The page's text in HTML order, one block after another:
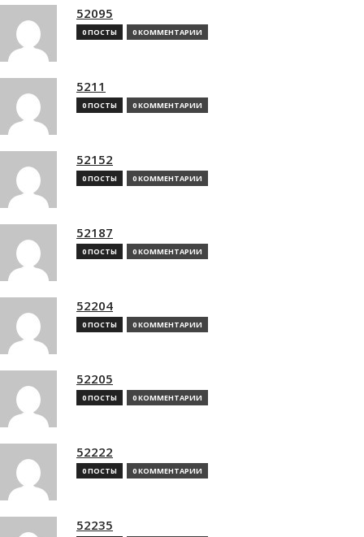
52095
0 ПОСТЫ 0 КОММЕНТАРИИ
5211
0 ПОСТЫ 0 КОММЕНТАРИИ
52152
0 ПОСТЫ 0 КОММЕНТАРИИ
52187
0 ПОСТЫ 0 КОММЕНТАРИИ
52204
0 ПОСТЫ 0 КОММЕНТАРИИ
52205
0 ПОСТЫ 0 КОММЕНТАРИИ
52222
0 ПОСТЫ 0 КОММЕНТАРИИ
52235